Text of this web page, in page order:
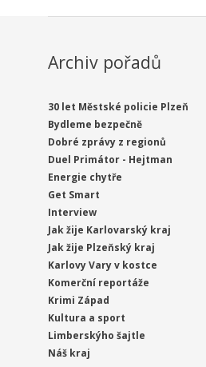
Archiv pořadů
30 let Městské policie Plzeň
Bydleme bezpečně
Dobré zprávy z regionů
Duel Primátor - Hejtman
Energie chytře
Get Smart
Interview
Jak žije Karlovarský kraj
Jak žije Plzeňský kraj
Karlovy Vary v kostce
Komerční reportáže
Krimi Západ
Kultura a sport
Limberskýho šajtle
Náš kraj